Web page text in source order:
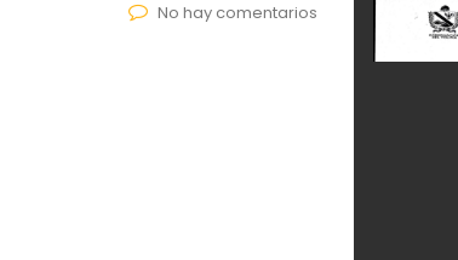
No hay comentarios